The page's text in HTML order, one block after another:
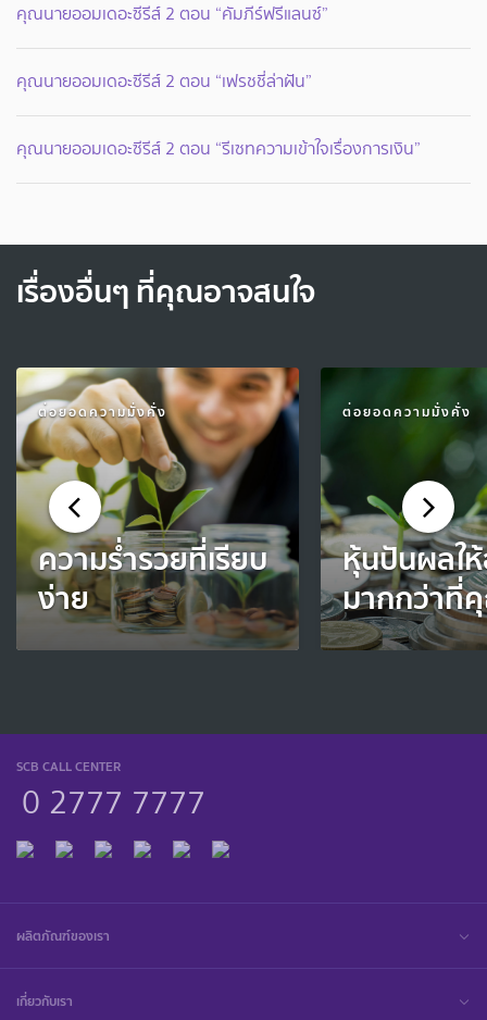
คุณนายออมเดอะซีรีส์ 2 ตอน “คัมภีร์ฟรีแลนซ์”
คุณนายออมเดอะซีรีส์ 2 ตอน “เฟรชชี่ล่าฝัน”
คุณนายออมเดอะซีรีส์ 2 ตอน “รีเซทความเข้าใจเรื่องการเงิน”
เรื่องอื่นๆ ที่คุณอาจสนใจ
ต่อยอดความมั่งคั่ง
ความร่ำรวยที่เรียบ
ง่าย
ต่อยอดความมั่งคั่ง
หุ้นปันผลให้
มากกว่าที่
SCB CALL CENTER
0 2777 7777
ผลิตภัณฑ์ของเรา
เกี่ยวกับเรา